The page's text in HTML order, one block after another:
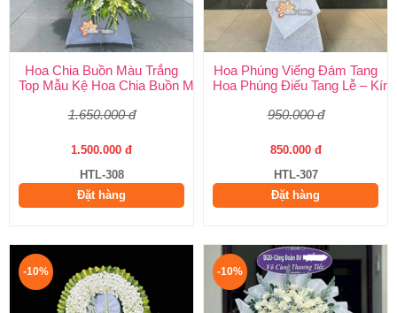
Hoa Chia Buồn Màu Trắng
Top Mẫu Kệ Hoa Chia Buồn Màu Trắng Được Chọn Nhiều Nhất
1.650.000 đ
1.500.000 đ
HTL-308
Đặt hàng
Hoa Phúng Viếng Đám Tang
Hoa Phúng Điếu Tang Lễ –
950.000 đ
850.000 đ
HTL-307
Đặt hàng
-10% -10%